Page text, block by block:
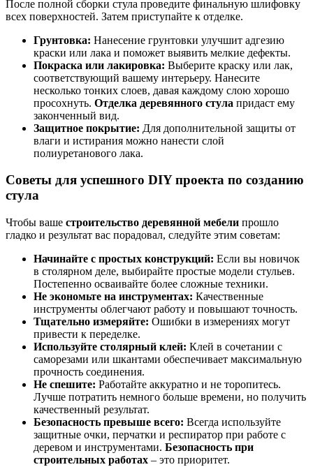
После полной сборки стула проведите финальную шлифовку
всех поверхностей. Затем приступайте к отделке.
Грунтовка: Нанесение грунтовки улучшит адгезию
краски или лака и поможет выявить мелкие дефекты.
Покраска или лакировка: Выберите краску или лак,
соответствующий вашему интерьеру. Нанесите
несколько тонких слоев, давая каждому слою хорошо
просохнуть. Отделка деревянного стула придаст ему
законченный вид.
Защитное покрытие: Для дополнительной защиты от
влаги и истирания можно нанести слой
полиуретанового лака.
Советы для успешного DIY проекта по созданию
стула
Чтобы ваше строительство деревянной мебели прошло
гладко и результат вас порадовал, следуйте этим советам:
Начинайте с простых конструкций: Если вы новичок
в столярном деле, выбирайте простые модели стульев.
Постепенно осваивайте более сложные техники.
Не экономьте на инструментах: Качественные
инструменты облегчают работу и повышают точность.
Тщательно измеряйте: Ошибки в измерениях могут
привести к переделке.
Используйте столярный клей: Клей в сочетании с
саморезами или шкантами обеспечивает максимальную
прочность соединения.
Не спешите: Работайте аккуратно и не торопитесь.
Лучше потратить немного больше времени, но получить
качественный результат.
Безопасность превыше всего: Всегда используйте
защитные очки, перчатки и респиратор при работе с
деревом и инструментами. Безопасность при
строительных работах – это приоритет.